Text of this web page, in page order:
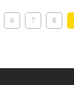
6 7 8